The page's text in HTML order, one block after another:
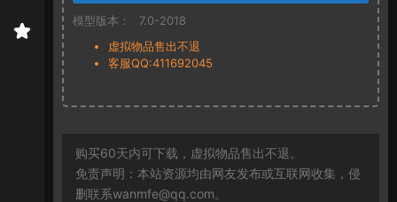
模型版本：
7.0-2018
虚拟物品售出不退
客服QQ:411692045
购买60天内可下载，虚拟物品售出不退。
免责声明：本站资源均由网友发布或互联网收集，侵
删联系wanmfe@qq.com。